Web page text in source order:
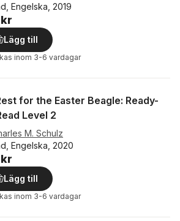
Engelska, 2019
Lägg till
inom 3-6 vardagar
for the Easter Beagle: Ready-
Level 2
M. Schulz
Engelska, 2020
Lägg till
inom 3-6 vardagar